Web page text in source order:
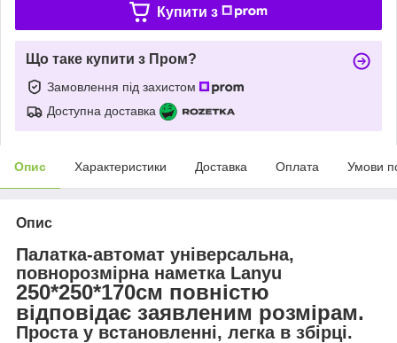
Купити з
Що таке купити з Пром?
Замовлення під захистом
Доступна доставка
Опис Характеристики Доставка Оплата Умови
Опис
Палатка-автомат універсальна,
повнорозмірна наметка Lanyu
250*250*170см повністю
відповідає заявленим розмірам.
Проста у встановленні, легка в збірці.